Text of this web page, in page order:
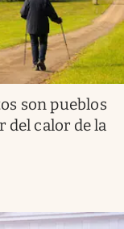
son pueblos
del calor de la